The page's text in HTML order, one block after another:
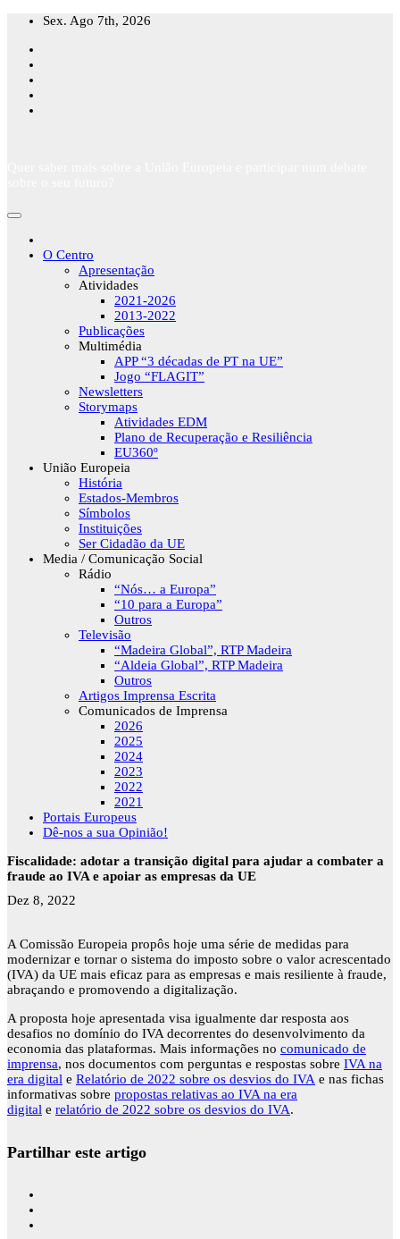
Skip
content
Sex. Ago 7th, 2026
O Centro
Apresentação
Atividades
2021-2026
2013-2022
Publicações
Multimédia
APP “3 décadas de PT na UE”
Jogo “FLAGIT”
Newsletters
Storymaps
Atividades EDM
Plano de Recuperação e Resiliência
EU360º
União Europeia
História
Estados-Membros
Símbolos
Instituições
Ser Cidadão da UE
Media / Comunicação Social
Rádio
“Nós… a Europa”
“10 para a Europa”
Outros
Televisão
“Madeira Global”, RTP Madeira
“Aldeia Global”, RTP Madeira
Outros
Artigos Imprensa Escrita
Comunicados de Imprensa
2026
2025
2024
2023
2022
2021
Portais Europeus
Dê-nos a sua Opinião!
Fiscalidade: adotar a transição digital para ajudar a combater a
fraude ao IVA e apoiar as empresas da UE
Dez 8, 2022
A Comissão Europeia propôs hoje uma série de medidas para
modernizar e tornar o sistema do imposto sobre o valor acrescentado
(IVA) da UE mais eficaz para as empresas e mais resiliente à fraude,
abraçando e promovendo a digitalização.
A proposta hoje apresentada visa igualmente dar resposta aos
desafios no domínio do IVA decorrentes do desenvolvimento da
economia das plataformas. Mais informações no comunicado de
imprensa, nos documentos com perguntas e respostas sobre IVA na
era digital e Relatório de 2022 sobre os desvios do IVA e nas fichas
informativas sobre propostas relativas ao IVA na era
digital e relatório de 2022 sobre os desvios do IVA.
Partilhar este artigo